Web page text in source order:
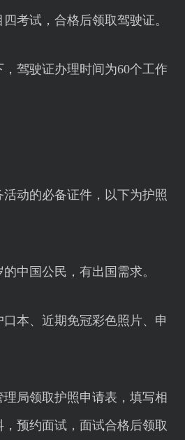
考试，合格后领取驾驶证。
驾驶证办理时间为60个工作
动的必备证件，以下为护照
中国公民，有出国需求。
本、近期免冠彩色照片、申
局领取护照申请表，填写相
预约面试，面试合格后领取